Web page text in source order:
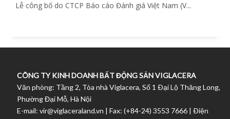
Lễ công bố do CTCP Báo cáo Đánh giá Việt Nam (V...
CÔNG TY KINH DOANH BẤT ĐỘNG SẢN VIGLACERA
Văn phòng: Tầng 2, Tòa nhà Viglacera, Số 1 Ðại Lộ Thăng Long,
Phường Đại Mỗ, Hà Nội
E-mail: vir@viglaceraland.vn | Fax: (+84-24) 3553 7666 | Ðiện